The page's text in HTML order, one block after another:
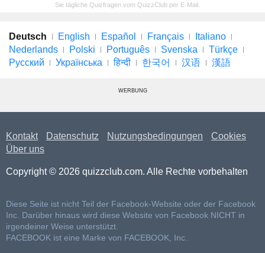
Sie tägliche Quizfragen vom QuizzClub per E-Mail.
Deutsch English Español Français
Italiano
Nederlands
Polski Português Svenska
Türkçe
Русский
Українська हिन्दी 한국어 汉语 漢語
WERBUNG
Kontakt Datenschutz Nutzungsbedingungen
Cookies
Über uns
Copyright © 2026 quizzclub.com. Alle Rechte vorbehalten
Diese Seite ist nicht Teil der Facebook-Website oder der Facebook
Inc. Darüber hinaus wird diese Website von Facebook NICHT in
irgendeiner Weise unterstützt.
FACEBOOK ist eine Marke von FACEBOOK, Inc.